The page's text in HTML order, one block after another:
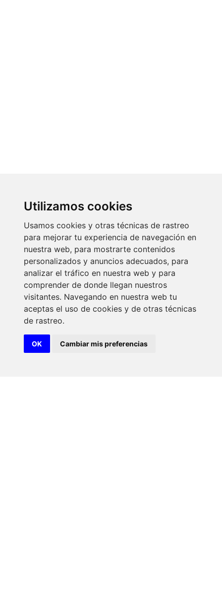
Utilizamos cookies
Usamos cookies y otras técnicas de rastreo
para mejorar tu experiencia de navegación en
nuestra web, para mostrarte contenidos
personalizados y anuncios adecuados, para
analizar el tráfico en nuestra web y para
comprender de donde llegan nuestros
visitantes. Navegando en nuestra web tu
aceptas el uso de cookies y de otras técnicas
de rastreo.
OK Cambiar mis preferencias
Sostenibilidad ambiental
La sostenibilidad ambiental es la gestión eficiente de
recursos naturales en la actividad productiva, permitiendo
su preservación para las necesidades futuras.
Plan de Sostenibilidad Ambiental